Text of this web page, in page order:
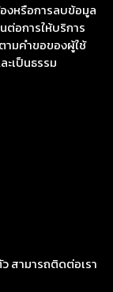
งหรือการลบข้อมูล
อการให้บริการ
ามคำขอของผู้ใช้
ะเป็นธรรม
สามารถติดต่อเรา